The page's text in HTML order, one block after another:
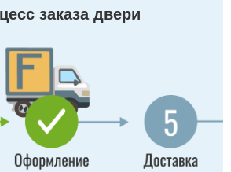
заказа двери